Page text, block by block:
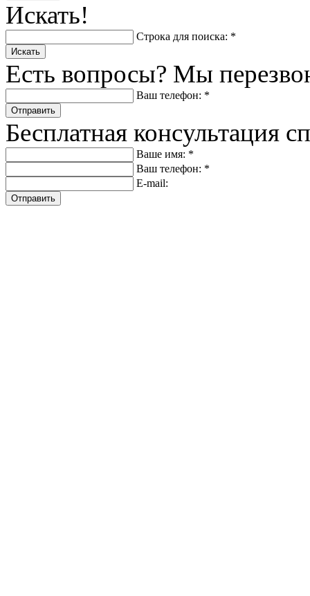
Искать!
Строка для поиска: *
Искать
Есть вопросы? Мы
Ваш телефон: *
Отправить
Бесплатная консультация
Ваше имя: *
Ваш телефон: *
E-mail:
Отправить